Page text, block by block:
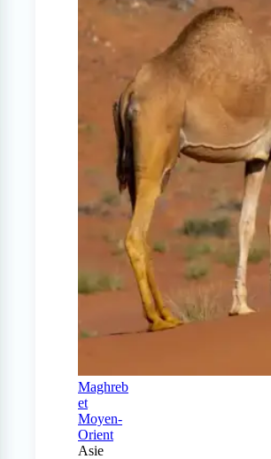
Maghreb
et
Moyen-
Orient
Asie